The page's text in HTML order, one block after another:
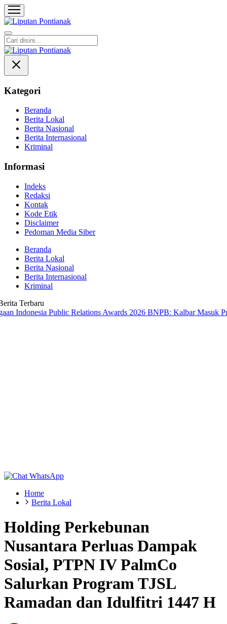
Liputan Pontianak
Berita Terkini dan TerUpdate
Kategori
Beranda
Berita Lokal
Berita Nasional
Berita Internasional
Kriminal
Informasi
Indeks
Redaksi
Kontak
Kode Etik
Disclaimer
Pedoman Media Siber
Beranda
Berita Lokal
Berita Nasional
Berita Internasional
Kriminal
Terbaru
Public Relations Awards 2026 BNPB: Kalbar Masuk Prioritas
Home
Berita Lokal
Holding Perkebunan
Nusantara Perluas Dampak
Sosial, PTPN IV PalmCo
Salurkan Program TJSL
Ramadan dan Idulfitri 1447 H